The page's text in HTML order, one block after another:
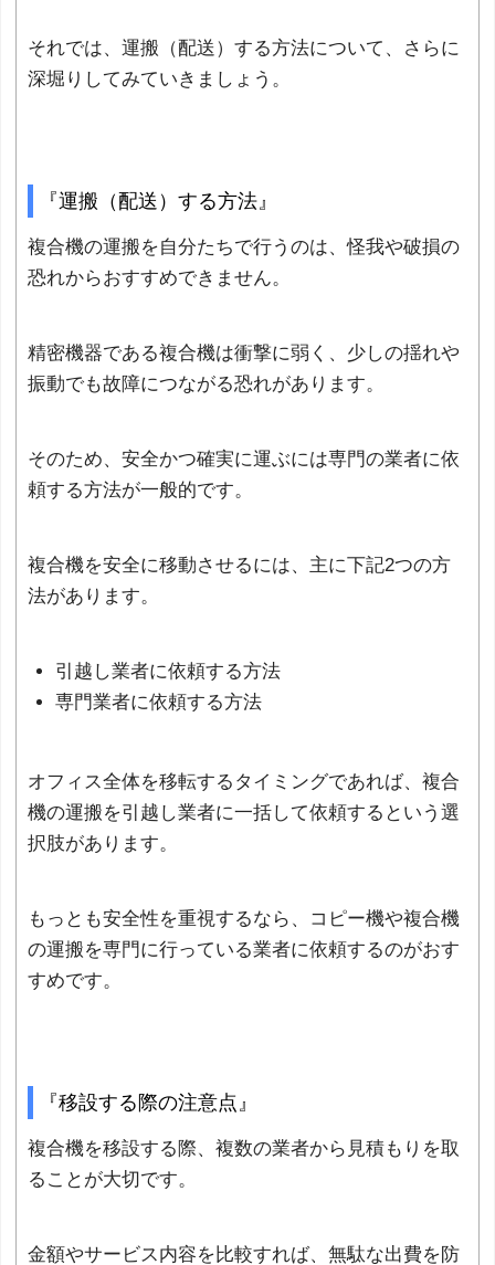
それでは、運搬（配送）する方法について、さらに
深堀りしてみていきましょう。
『運搬（配送）する方法』
複合機の運搬を自分たちで行うのは、怪我や破損の
恐れからおすすめできません。
精密機器である複合機は衝撃に弱く、少しの揺れや
振動でも故障につながる恐れがあります。
そのため、安全かつ確実に運ぶには専門の業者に依
頼する方法が一般的です。
複合機を安全に移動させるには、主に下記2つの方
法があります。
引越し業者に依頼する方法
専門業者に依頼する方法
オフィス全体を移転するタイミングであれば、複合
機の運搬を引越し業者に一括して依頼するという選
択肢があります。
もっとも安全性を重視するなら、コピー機や複合機
の運搬を専門に行っている業者に依頼するのがおす
すめです。
『移設する際の注意点』
複合機を移設する際、複数の業者から見積もりを取
ることが大切です。
金額やサービス内容を比較すれば、無駄な出費を防